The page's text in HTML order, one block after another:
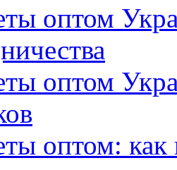
оптом
оптом
оптом: